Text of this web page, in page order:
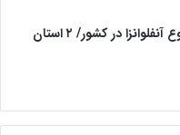
آخرین وضعیت شیوع آنفلوانزا در کشور/ ۲ استان